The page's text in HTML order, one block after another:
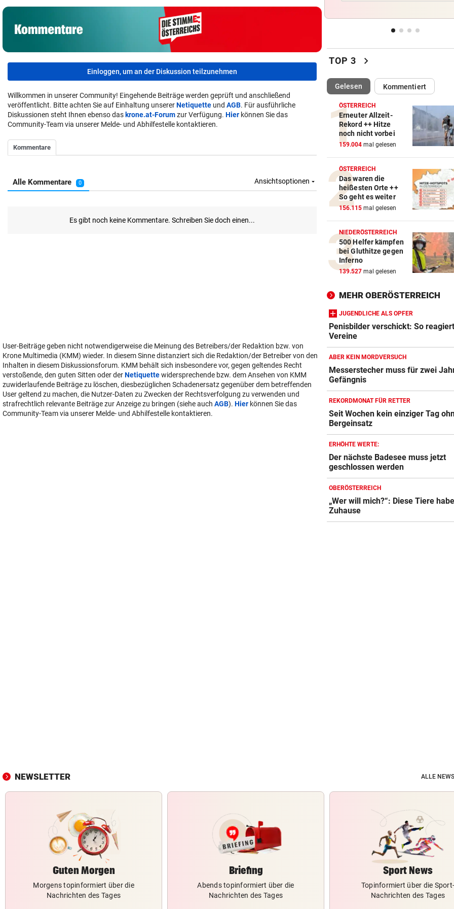
Einloggen, um an der Diskussion teilzunehmen
Willkommen in unserer Community! Eingehende Beiträge werden geprüft und anschließend
veröffentlicht. Bitte achten Sie auf Einhaltung unsererNetiquette und AGB. Für ausführliche
Diskussionen steht Ihnen ebenso das krone.at-Forumzur Verfügung. Hier können Sie das
Community-Team via unserer Melde- und Abhilfestelle kontaktieren.
User-Beiträge geben nicht notwendigerweise die Meinung des Betreibers/der Redaktion bzw. von
Krone Multimedia (KMM) wieder. In diesem Sinne distanziert sich die Redaktion/der Betreiber von den
Inhalten in diesem Diskussionsforum. KMM behält sich insbesondere vor, gegen geltendes Recht
verstoßende, den guten Sitten oder derNetiquettewidersprechende bzw. dem Ansehen von KMM
zuwiderlaufende Beiträge zu löschen, diesbezüglichen Schadenersatz gegenüber dem betreffenden
User geltend zu machen, die Nutzer-Daten zu Zwecken der Rechtsverfolgung zu verwenden und
strafrechtlich relevante Beiträge zur Anzeige zu bringen (siehe auch AGB). Hier können Sie das
Community-Team via unserer Melde- und Abhilfestelle kontaktieren.
und stockfinster“
Kollision mit Linienbus
STRASSENUMFRAGE
Linzer kämpfen aktuell gegen
heiße Temperaturen
ORTSCHEF SPRICHT vor
Was soll aus der ehemaligen
Konditorei werden?
TOP 3 chevron_right
Gelesen(ausgewählt)Kommentiert
ÖSTERREICH
Erneuter Allzeit-
Rekord ++ Hitze
noch nicht vorbei
159.004 mal gelesen
ÖSTERREICH
Das waren die
heißesten Orte ++
So geht es weiter
156.115 mal gelesen
NIEDERÖSTERREICH
500 Helfer kämpfen
bei Gluthitze gegen
Inferno
139.527 mal gelesen
MEHR OBERÖSTERREICH
JUGENDLICHE ALS OPFER
Penisbilder verschickt: So
Vereine
ABER KEIN MORDVERSUCH
Messerstecher muss für zwei
Gefängnis
REKORDMONAT FÜR RETTER
Seit Wochen kein einziger Tag
Bergeinsatz
ERHÖHTE WERTE:
Der nächste Badesee muss jetzt
geschlossen werden
OBERÖSTERREICH
„Wer will mich?“: Diese Tiere
Zuhause
NEWSLETTER ALLE
Guten Morgen
Morgens topinformiert über die
Nachrichten des Tages
Briefing
Abends topinformiert über die
Nachrichten des Tages
Sport News
Topinformiert über die Sport-
Nachrichten des Tages